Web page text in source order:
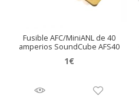
Fusible AFC/MiniANL de 40
amperios SoundCube AFS40
1€